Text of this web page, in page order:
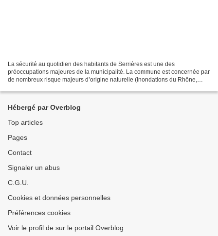
La sécurité au quotidien des habitants de Serrières est une des
préoccupations majeures de la municipalité. La commune est concernée par
de nombreux risque majeurs d’origine naturelle (Inondations du Rhône,
Hébergé par Overblog
Top articles
Pages
Contact
Signaler un abus
C.G.U.
Cookies et données personnelles
Préférences cookies
Voir le profil de sur le portail Overblog